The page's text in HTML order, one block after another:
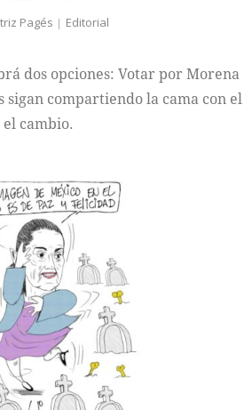
Pagés Editorial
dos opciones: Votar por Morena
sigan compartiendo la cama con el
cambio.